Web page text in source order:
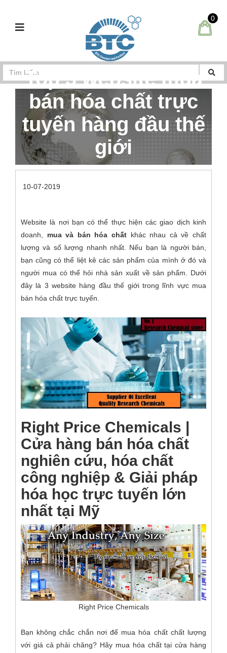
0
Top 3 website mua
bán hóa chất trực
tuyến hàng đầu thế
giới
Trang Chủ
Mua bán hóa chất
Top 3 website mua bán hóa chất trực tuyến hàng đầu thế giới
10-07-2019
Website là nơi bạn có thể thực hiện các giao dịch kinh
doanh, mua và bán hóa chất khác nhau cả về chất
lượng và số lượng nhanh nhất. Nếu bạn là người bán,
bạn cũng có thể liệt kê các sản phẩm của mình ở đó và
người mua có thể hỏi nhà sản xuất về sản phẩm. Dưới
đây là 3 website hàng đầu thế giới trong lĩnh vực mua
bán hóa chất trực tuyến.
Right Price Chemicals |
Cửa hàng bán hóa chất
nghiên cứu, hóa chất
công nghiệp & Giải pháp
hóa học trực tuyến lớn
nhất tại Mỹ
Right Price Chemicals
Bạn không chắc chắn nơi để mua hóa chất chất lượng
với giá cả phải chăng? Hãy mua hóa chất tại cửa hàng